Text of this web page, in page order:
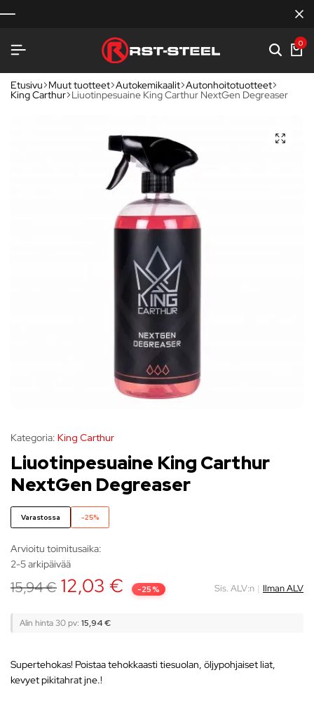
0
Etusivu Muut tuotteet Autokemikaalit Autonhoitotuotteet
King Carthur Liuotinpesuaine King Carthur NextGen Degreaser
Kategoria: King Carthur
Liuotinpesuaine King Carthur
NextGen Degreaser
Varastossa -25%
Arvioitu toimitusaika:
2-5 arkipäivää
15,94€ 12,03 € -25% Sis. ALV:n | Ilman ALV
Alin hinta 30 pv: 15,94 €
Supertehokas! Poistaa tehokkaasti tiesuolan, öljypohjaiset liat,
kevyet pikitahrat jne.!